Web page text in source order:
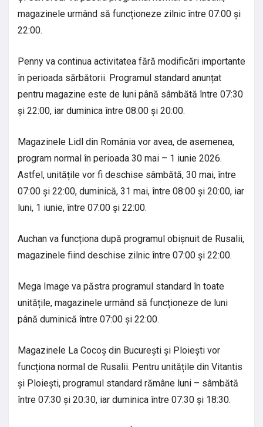
magazinele urmând să funcționeze zilnic între 07:00 și
22:00.
Penny va continua activitatea fără modificări importante
în perioada sărbătorii. Programul standard anunțat
pentru magazine este de luni până sâmbătă între 07:30
și 22:00, iar duminica între 08:00 și 20:00.
Magazinele Lidl din România vor avea, de asemenea,
program normal în perioada 30 mai – 1 iunie 2026.
Astfel, unitățile vor fi deschise sâmbătă, 30 mai, între
07:00 și 22:00, duminică, 31 mai, între 08:00 și 20:00, iar
luni, 1 iunie, între 07:00 și 22:00.
Auchan va funcționa după programul obișnuit de Rusalii,
magazinele fiind deschise zilnic între 07:00 și 22:00.
Mega Image va păstra programul standard în toate
unitățile, magazinele urmând să funcționeze de luni
până duminică între 07:00 și 22:00.
Magazinele La Cocoș din București și Ploiești vor
funcționa normal de Rusalii. Pentru unitățile din Vitantis
și Ploiești, programul standard rămâne luni – sâmbătă
între 07:30 și 20:30, iar duminica între 07:30 și 18:30.